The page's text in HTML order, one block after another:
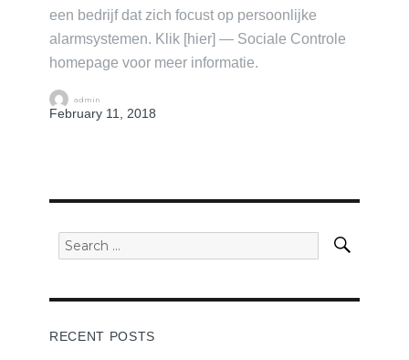
een bedrijf dat zich focust op persoonlijke
alarmsystemen. Klik [hier] — Sociale Controle
homepage voor meer informatie.
Author
admin
on
February 11, 2018
Search
for:
RECENT POSTS